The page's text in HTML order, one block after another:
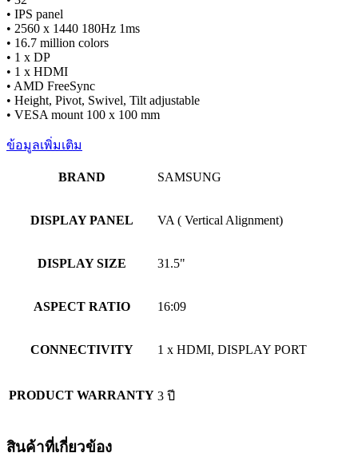
• IPS panel
• 2560 x 1440 180Hz 1ms
• 16.7 million colors
• 1 x DP
• 1 x HDMI
• AMD FreeSync
• Height, Pivot, Swivel, Tilt adjustable
• VESA mount 100 x 100 mm
ข้อมูลเพิ่มเติม
BRAND SAMSUNG
DISPLAY PANEL VA ( Vertical Alignment)
DISPLAY SIZE 31.5"
ASPECT RATIO 16:09
CONNECTIVITY 1 x HDMI, DISPLAY PORT
PRODUCT WARRANTY 3 ปี
สินค้าที่เกี่ยวข้อง